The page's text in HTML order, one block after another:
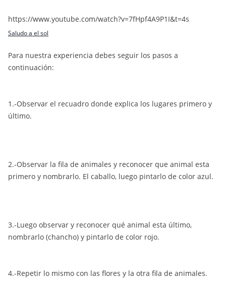
https://www.youtube.com/watch?v=7fHpf4A9P1I&t=4s
Saludo a el sol
Para nuestra experiencia debes seguir los pasos a
continuación:
1.-Observar el recuadro donde explica los lugares primero y
último.
2.-Observar la fila de animales y reconocer que animal esta
primero y nombrarlo. El caballo, luego pintarlo de color azul.
3.-Luego observar y reconocer qué animal esta último,
nombrarlo (chancho) y pintarlo de color rojo.
4.-Repetir lo mismo con las flores y la otra fila de animales.